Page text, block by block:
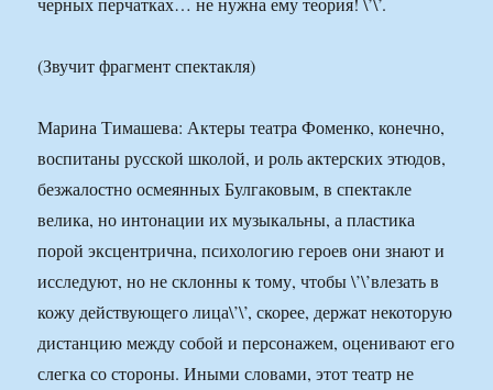
(Звучит фрагмент спектакля)
Марина Тимашева: Актеры театра Фоменко, конечно,
воспитаны русской школой, и роль актерских этюдов,
безжалостно осмеянных Булгаковым, в спектакле
велика, но интонации их музыкальны, а пластика
порой эксцентрична, психологию героев они знают и
исследуют, но не склонны к тому, чтобы \’\’влезать в
кожу действующего лица\’\’, скорее, держат некоторую
дистанцию между собой и персонажем, оценивают его
слегка со стороны. Иными словами, этот театр не